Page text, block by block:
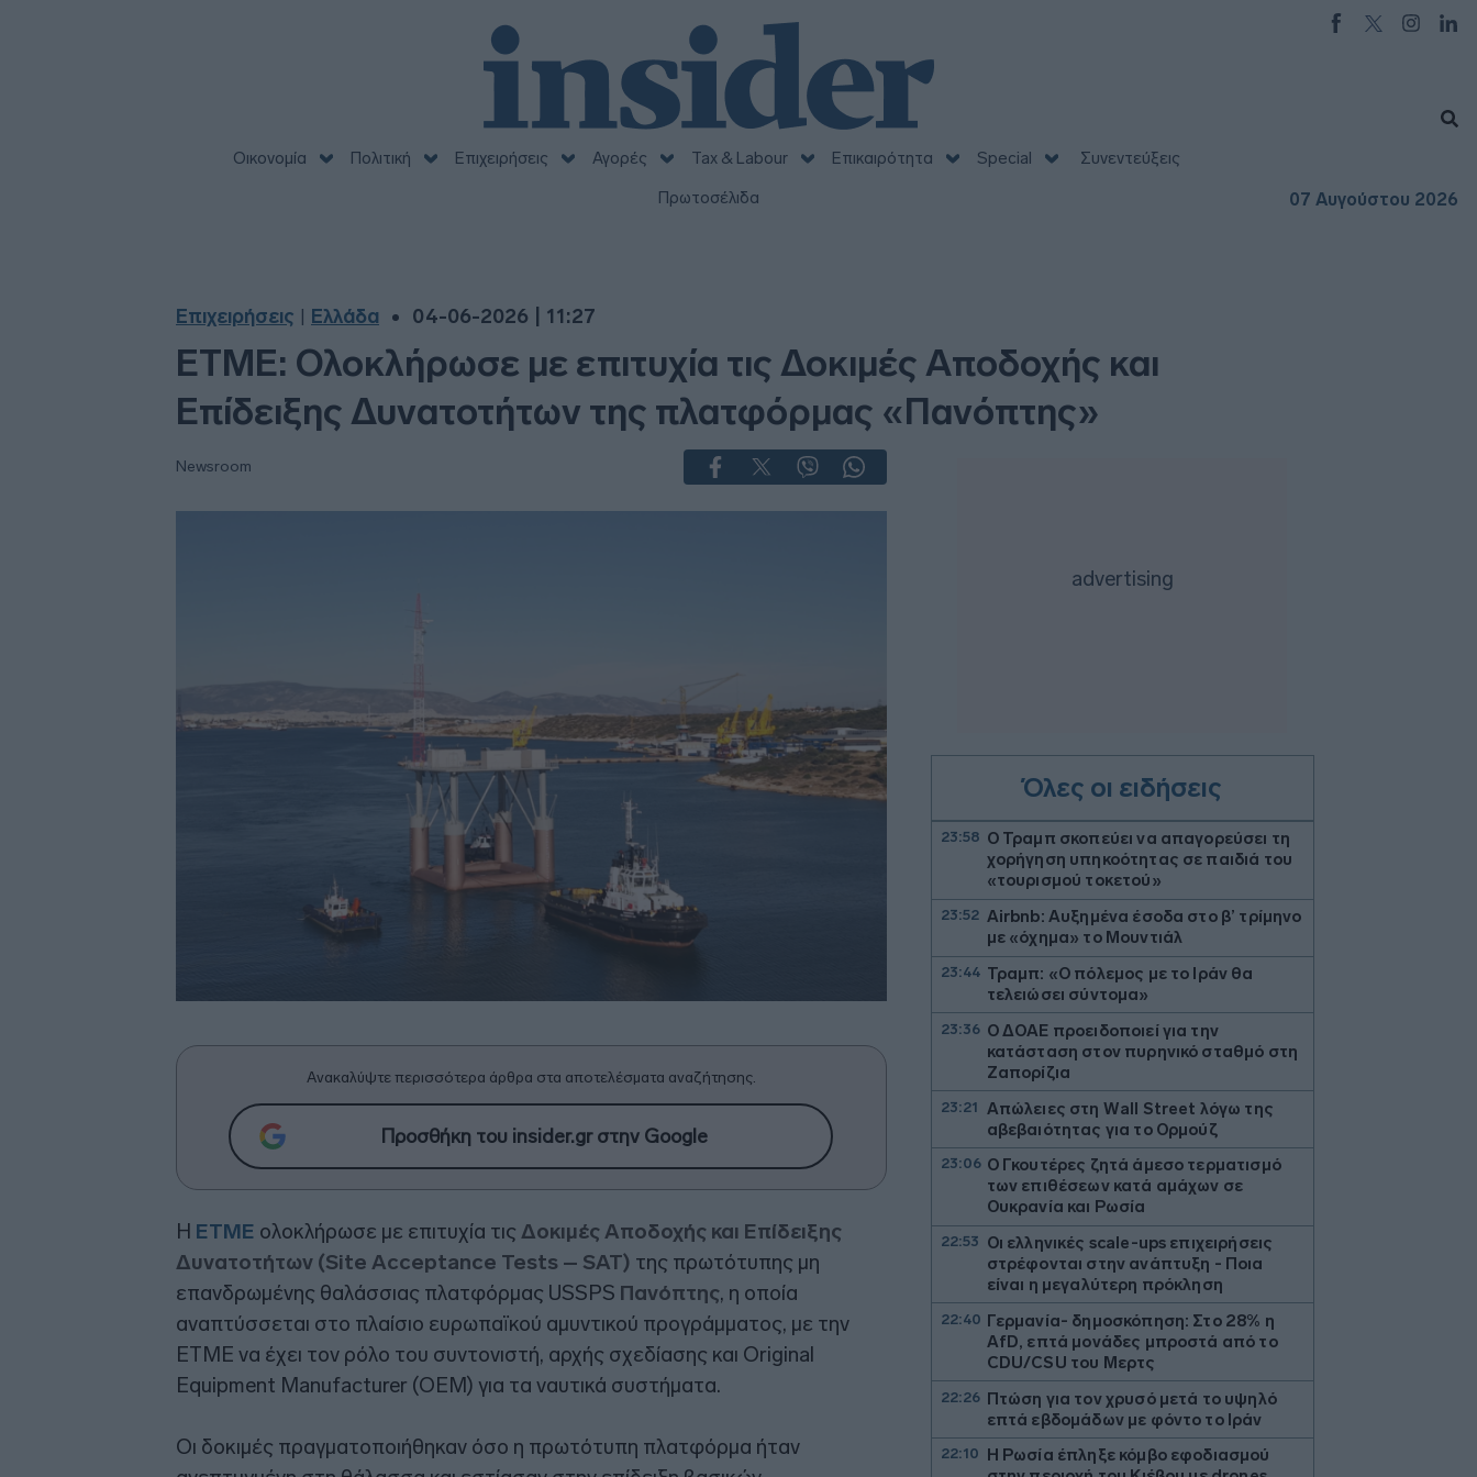
Οικονομία Πολιτική Επιχειρήσεις Αγορές Tax & Labour Επικαιρότητα Special
Συνεντεύξεις
Πρωτοσέλιδα
07 Αυγούστου 2026
Επιχειρήσεις Ελλάδα 04-06-2026 | 11:27
ΕΤΜΕ: Ολοκλήρωσε με επιτυχία τις Δοκιμές Αποδοχής και
Επίδειξης Δυνατοτήτων της πλατφόρμας «Πανόπτης»
Newsroom
Ανακαλύψτε περισσότερα άρθρα στα αποτελέσματα αναζήτησης.
Προσθήκη του insider.gr στην Google
Η ΕΤΜΕ ολοκλήρωσε με επιτυχία τις Δοκιμές Αποδοχής και Επίδειξης
Δυνατοτήτων (Site Acceptance Tests – SAT) της πρωτότυπης μη
επανδρωμένης θαλάσσιας πλατφόρμας USSPS Πανόπτης, η οποία
αναπτύσσεται στο πλαίσιο ευρωπαϊκού αμυντικού προγράμματος, με την
ΕΤΜΕ να έχει τον ρόλο του συντονιστή, αρχής σχεδίασης και Original
Equipment Manufacturer (OEM) για τα ναυτικά συστήματα.
Οι δοκιμές πραγματοποιήθηκαν όσο η πρωτότυπη πλατφόρμα ήταν
Όλες οι ειδήσεις
23:58 Ο Τραμπ σκοπεύει να απαγορεύσει τη
χορήγηση υπηκοότητας σε παιδιά του
«τουρισμού τοκετού»
23:52 Airbnb: Αυξημένα έσοδα στο β’ τρίμηνο
με «όχημα» το Μουντιάλ
23:44 Τραμπ: «Ο πόλεμος με το Ιράν θα
τελειώσει σύντομα»
23:36 Ο ΔΟΑΕ προειδοποιεί για την
κατάσταση στον πυρηνικό σταθμό στη
Ζαπορίζια
23:21
Απώλειες στη Wall Street λόγω της
αβεβαιότητας για το Ορμούζ
23:06 Ο Γκουτέρες ζητά άμεσο τερματισμό
των επιθέσεων κατά αμάχων σε
Ουκρανία και Ρωσία
22:53 Οι ελληνικές scale-ups επιχειρήσεις
στρέφονται στην ανάπτυξη - Ποια
είναι η μεγαλύτερη πρόκληση
22:40 Γερμανία- δημοσκόπηση: Στο 28% η
AfD, επτά μονάδες μπροστά από το
CDU/CSU του Μερτς
22:26 Πτώση για τον χρυσό μετά το υψηλό
επτά εβδομάδων με φόντο το Ιράν
22:10
Η Ρωσία έπληξε κόμβο εφοδιασμού